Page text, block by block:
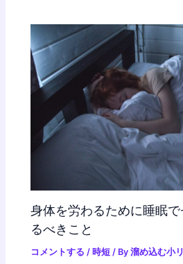
身体を労わるために睡眠
るべきこと
コメントする / 時短 / By溜め込む小